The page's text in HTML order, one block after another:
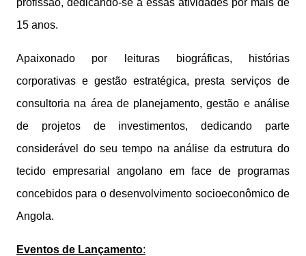
profissão, dedicando-se a essas atividades por mais de
15 anos.
Apaixonado por leituras biográficas, histórias
corporativas e gestão estratégica, presta serviços de
consultoria na área de planejamento, gestão e análise
de projetos de investimentos, dedicando parte
considerável do seu tempo na análise da estrutura do
tecido empresarial angolano em face de programas
concebidos para o desenvolvimento socioeconômico de
Angola.
Eventos de Lançamento: